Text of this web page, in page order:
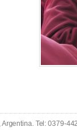
Tel: 0379-